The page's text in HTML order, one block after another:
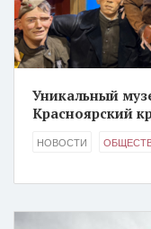
Уникальный
Красноярский
НОВОСТИ